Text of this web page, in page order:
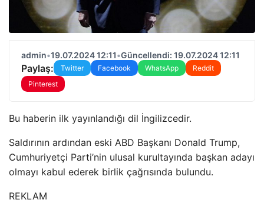
admin•19.07.2024 12:11•Güncellendi: 19.07.2024 12:11
Paylaş: Twitter Facebook WhatsApp
Reddit
Pinterest
Bu haberin ilk yayınlandığı dil İngilizcedir.
Saldırının ardından eski ABD Başkanı Donald Trump,
Cumhuriyetçi Parti’nin ulusal kurultayında başkan adayı
olmayı kabul ederek birlik çağrısında bulundu.
REKLAM